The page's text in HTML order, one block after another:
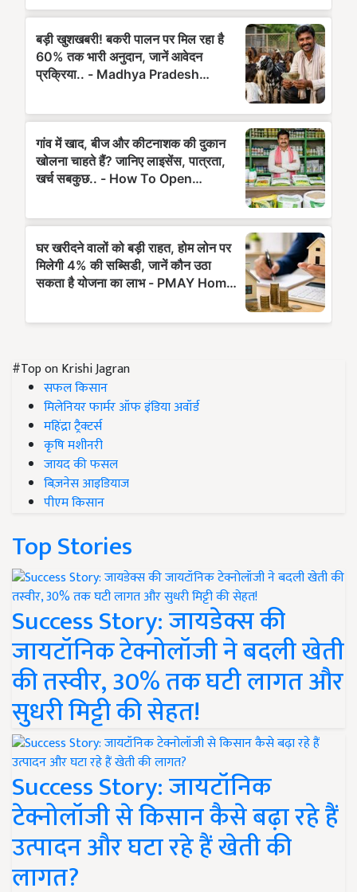
#Top on Krishi Jagran
सफल किसान
मिलेनियर फार्मर ऑफ इंडिया अवॉर्ड
महिंद्रा ट्रैक्टर्स
कृषि मशीनरी
जायद की फसल
बिज़नेस आइडियाज
पीएम किसान
Top Stories
Success Story: जायडेक्स की
जायटॉनिक टेक्नोलॉजी ने बदली खेती
की तस्वीर, 30% तक घटी लागत और
सुधरी मिट्टी की सेहत!
Success Story: जायटॉनिक
टेक्नोलॉजी से किसान कैसे बढ़ा रहे हैं
उत्पादन और घटा रहे हैं खेती की
लागत?